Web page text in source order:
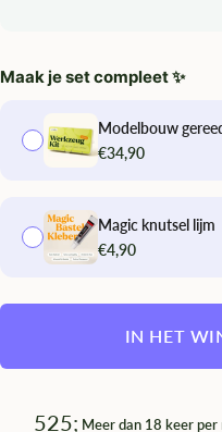
Maak je set compleet ✨
Modelbouw
€34,90
Magic knutsel lijm
€4,90
IN HET
525; Meer dan 18 keer per